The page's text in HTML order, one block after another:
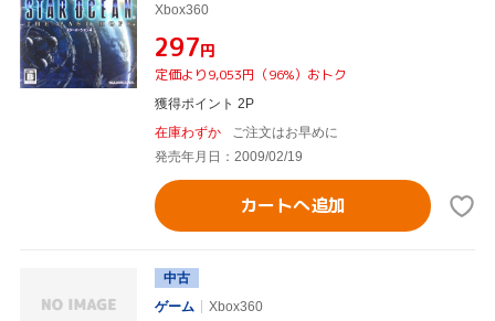
Xbox360
¥297円
定価より9,053円（96%）おトク
獲得ポイント 2P
在庫わずか
ご注文はお早めに
発売年月日：2009/02/19
カートへ追加
中古
ゲーム
Xbox360